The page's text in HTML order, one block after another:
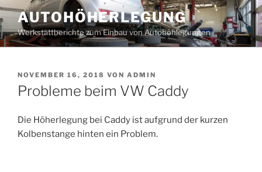
Zum
Inhalt
springen
AUTOHÖHERLEGUNG
Werkstattberichte zum Einbau von Autohöhlegungen
VERÖFFENTLICHT
AM
NOVEMBER 16, 2018 VON ADMIN
Probleme beim VW Caddy
Die Höherlegung bei Caddy ist aufgrund der kurzen
Kolbenstange hinten ein Problem.